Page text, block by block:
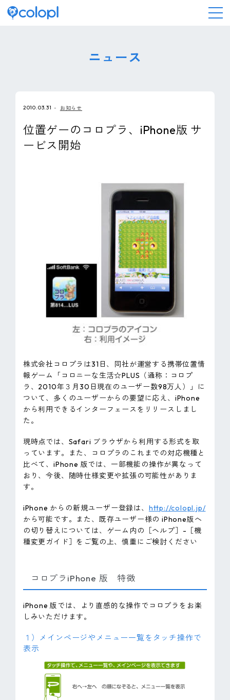
IR情報
ニュース
2010.03.31 お知らせ
位置ゲーのコロプラ、iPhone版 サ
ービス開始
株式会社コロプラは31日、同社が運営する携帯位置情
報ゲーム「コロニーな生活☆PLUS（通称：コロプ
ラ、2010年３月30日現在のユーザー数98万人）」に
ついて、多くのユーザーからの要望に応え、iPhone
から利用できるインターフェースをリリースしまし
た。
現時点では、Safari ブラウザから利用する形式を取
っています。また、コロプラのこれまでの対応機種と
比べて、iPhone 版では、一部機能の操作が異なって
おり、今後、随時仕様変更や拡張の可能性がありま
す。
iPhone からの新規ユーザー登録は、 http://colopl.jp/
から可能です。また、既存ユーザー様の iPhone版へ
の切り替えについては、ゲーム内の［ヘルプ］-［機
種変更ガイド］をご覧の上、慎重にご検討ください
コロプラiPhone 版 特徴
iPhone 版では、より直感的な操作でコロプラをお楽
しみいただけます。
１）メインページやメニュー一覧をタッチ操作で
表示